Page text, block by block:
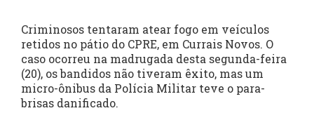
Criminosos tentaram atear fogo em veículos
retidos no pátio do CPRE, em Currais Novos. O
caso ocorreu na madrugada desta segunda-feira
(20), os bandidos não tiveram êxito, mas um
micro-ônibus da Polícia Militar teve o para-
brisas danificado.